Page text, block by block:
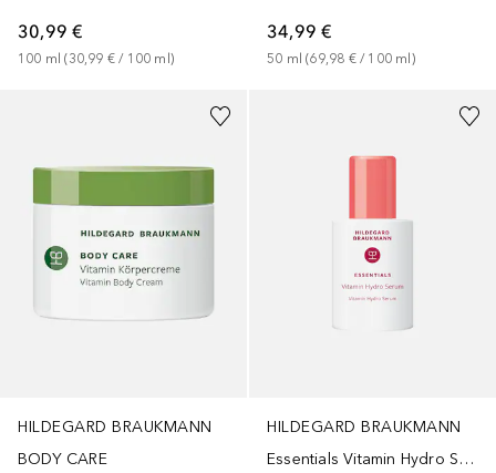
30,99 €
100 ml (30,99 € / 100 ml )
34,99 €
50 ml (69,98 € / 100 ml )
HILDEGARD BRAUKMANN
BODY CARE
HILDEGARD BRAUKMANN
Essentials Vitamin Hydro Serum